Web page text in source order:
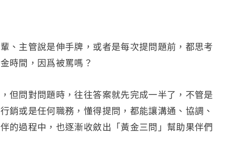
、主管說是伸手牌，或者是每次提問題前，都思考
時間，因爲被罵嗎？
但問對問題時，往往答案就先完成一半了，不管是
銷或是任何職務，懂得提問，都能讓溝通、協調、
的過程中，也逐漸收斂出「黃金三問」幫助果伴們